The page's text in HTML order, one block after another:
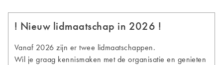
! Nieuw lidmaatschap in 2026 !
Vanaf 2026 zijn er twee lidmaatschappen.
Wil je graag kennismaken met de organisatie en genieten